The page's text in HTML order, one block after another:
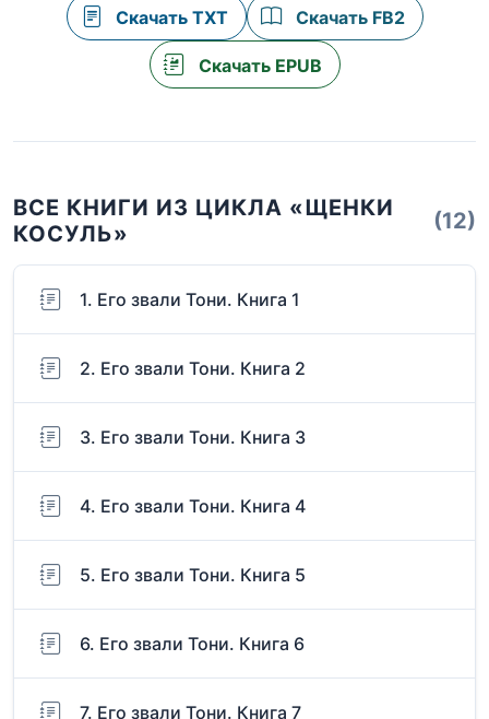
Скачать TXT Скачать FB2
Скачать EPUB
ВСЕ КНИГИ ИЗ ЦИКЛА «ЩЕНКИ
КОСУЛЬ»
(12)
1. Его звали Тони. Книга 1
2. Его звали Тони. Книга 2
3. Его звали Тони. Книга 3
4. Его звали Тони. Книга 4
5. Его звали Тони. Книга 5
6. Его звали Тони. Книга 6
7. Его звали Тони. Книга 7